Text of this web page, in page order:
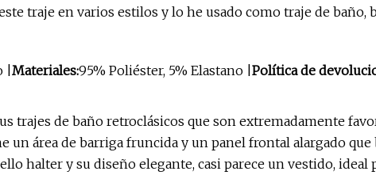
traje en varios estilos y lo he usado como traje de baño,
Materiales:95% Poliéster, 5% Elastano | Política de
trajes de baño retroclásicos que son extremadamente
un área de barriga fruncida y un panel frontal alargado
halter y su diseño elegante, casi parece un vestido, ideal